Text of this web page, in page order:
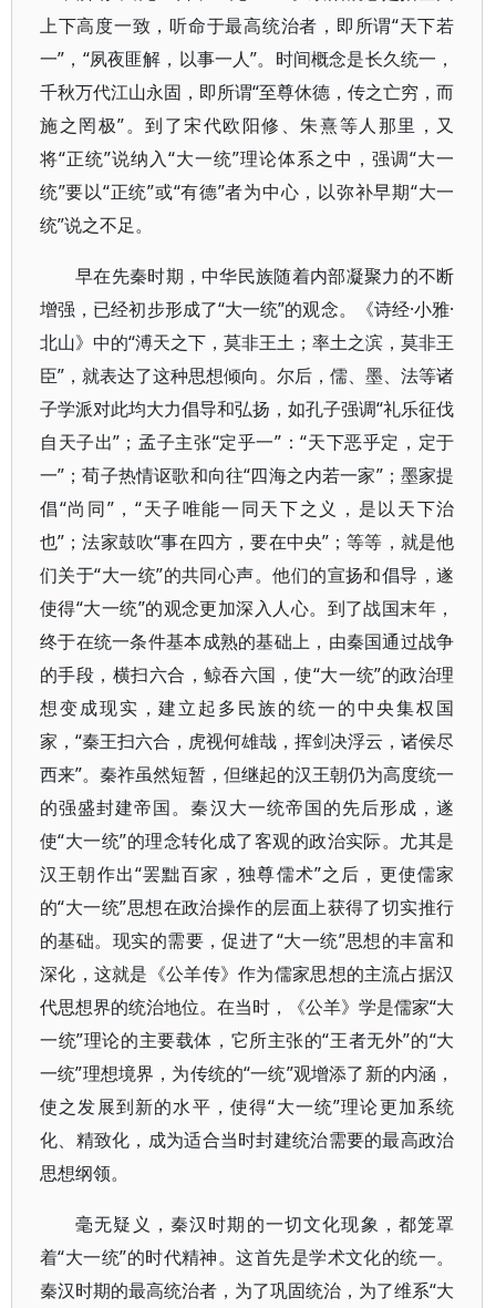
上下高度一致，听命于最高统治者，即所谓“天下若
一”，“夙夜匪解，以事一人”。时间概念是长久统一，
千秋万代江山永固，即所谓“至尊休德，传之亡穷，而
施之罔极”。到了宋代欧阳修、朱熹等人那里，又
将“正统”说纳入“大一统”理论体系之中，强调“大一
统”要以“正统”或“有德”者为中心，以弥补早期“大一
统”说之不足。
早在先秦时期，中华民族随着内部凝聚力的不断
增强，已经初步形成了“大一统”的观念。《诗经·小雅·
北山》中的“溥天之下，莫非王土；率土之滨，莫非王
臣”，就表达了这种思想倾向。尔后，儒、墨、法等诸
子学派对此均大力倡导和弘扬，如孔子强调“礼乐征伐
自天子出”；孟子主张“定乎一”：“天下恶乎定，定于
一”；荀子热情讴歌和向往“四海之内若一家”；墨家提
倡“尚同”，“天子唯能一同天下之义，是以天下治
也”；法家鼓吹“事在四方，要在中央”；等等，就是他
们关于“大一统”的共同心声。他们的宣扬和倡导，遂
使得“大一统”的观念更加深入人心。到了战国末年，
终于在统一条件基本成熟的基础上，由秦国通过战争
的手段，横扫六合，鲸吞六国，使“大一统”的政治理
想变成现实，建立起多民族的统一的中央集权国
家，“秦王扫六合，虎视何雄哉，挥剑决浮云，诸侯尽
西来”。秦祚虽然短暂，但继起的汉王朝仍为高度统一
的强盛封建帝国。秦汉大一统帝国的先后形成，遂
使“大一统”的理念转化成了客观的政治实际。尤其是
汉王朝作出“罢黜百家，独尊儒术”之后，更使儒家
的“大一统”思想在政治操作的层面上获得了切实推行
的基础。现实的需要，促进了“大一统”思想的丰富和
深化，这就是《公羊传》作为儒家思想的主流占据汉
代思想界的统治地位。在当时，《公羊》学是儒家“大
一统”理论的主要载体，它所主张的“王者无外”的“大
一统”理想境界，为传统的“一统”观增添了新的内涵，
使之发展到新的水平，使得“大一统”理论更加系统
化、精致化，成为适合当时封建统治需要的最高政治
思想纲领。
毫无疑义，秦汉时期的一切文化现象，都笼罩
着“大一统”的时代精神。这首先是学术文化的统一。
秦汉时期的最高统治者，为了巩固统治，为了维系“大